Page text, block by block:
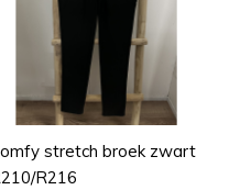
stretch broek zwart
R216